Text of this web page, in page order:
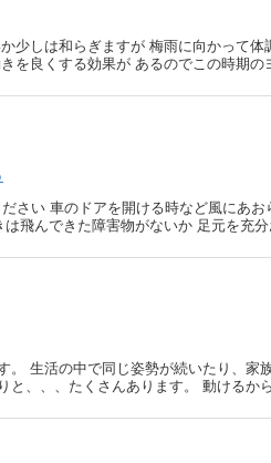
少しは和らぎますが 梅雨に向かって
を良くする効果が あるのでこの時期
さい 車のドアを開ける時など風にあ
飛んできた障害物がないか 足元を充
。 生活の中で同じ姿勢が続いたり、家
と、、、たくさんあります。 動ける